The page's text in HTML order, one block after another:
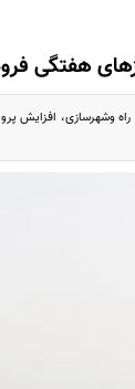
هفتگی
وشهرسازی، افزایش